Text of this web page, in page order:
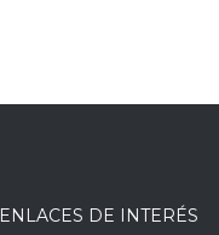
ENLACES DE INTERÉS